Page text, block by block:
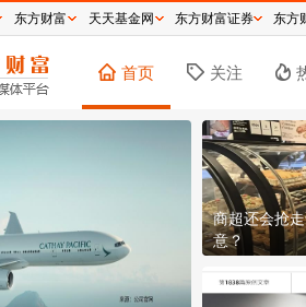
首页 关注
商超还会抢
意？
东方财富 天天基金网 东方财富证券 东方